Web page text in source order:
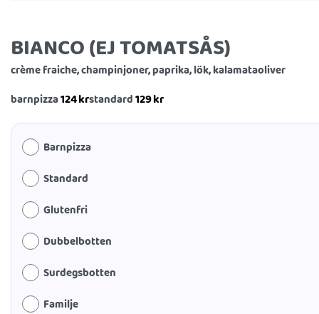
BIANCO (EJ TOMATSÅS)
crème fraiche, champinjoner, paprika, lök, kalamataoliver
barnpizza124krstandard129kr
Barnpizza
Standard
Glutenfri
Dubbelbotten
Surdegsbotten
Familje